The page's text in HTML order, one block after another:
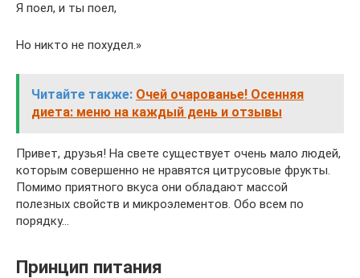
Я поел, и ты поел,
Но никто не похудел.»
Читайте также: Очей очарованье! Осенняя
диета: меню на каждый день и отзывы
Привет, друзья! На свете существует очень мало людей,
которым совершенно не нравятся цитрусовые фрукты.
Помимо приятного вкуса они обладают массой
полезных свойств и микроэлементов. Обо всем по
порядку…
Принцип питания